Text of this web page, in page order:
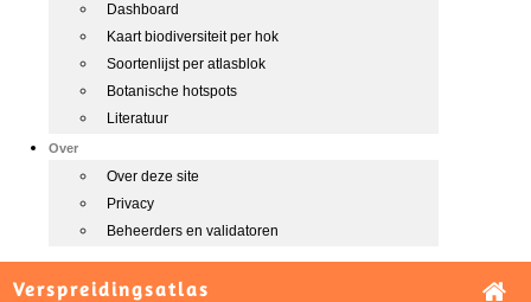
Dashboard
Kaart biodiversiteit per hok
Soortenlijst per atlasblok
Botanische hotspots
Literatuur
Over
Over deze site
Privacy
Beheerders en validatoren
Verspreidingsatlas